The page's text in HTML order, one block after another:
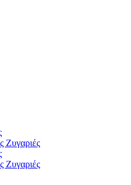
Ζυγαριές
Ζυγαριές